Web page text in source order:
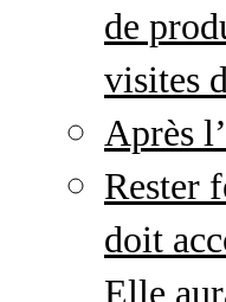
de
visites
Après
Rester
doit
Elle